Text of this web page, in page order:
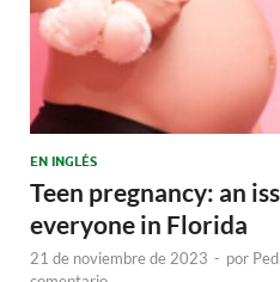
EN INGLÉS
Teen pregnancy: an
everyone in Florida
21 de noviembre de 2023 - por